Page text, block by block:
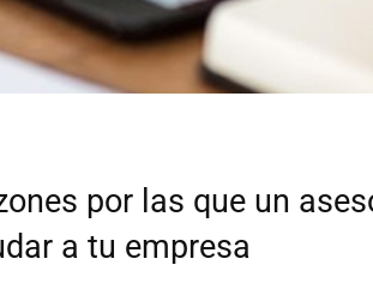
por las que un
a tu empresa